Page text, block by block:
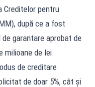
Creditelor pentru
după ce a fost
garantare aprobat de
milioane de lei.
de creditare
de doar 5%, cât şi